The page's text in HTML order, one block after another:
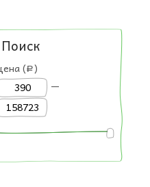
Поиск
(a)
—